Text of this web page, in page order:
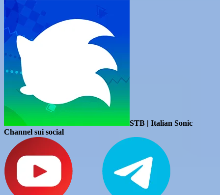
STB | Italian Sonic
Channel sui social